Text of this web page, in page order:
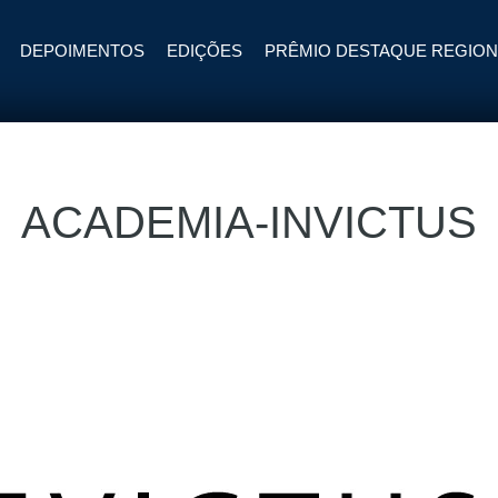
DEPOIMENTOS EDIÇÕES PRÊMIO DESTAQUE
ACADEMIA-INVICTUS